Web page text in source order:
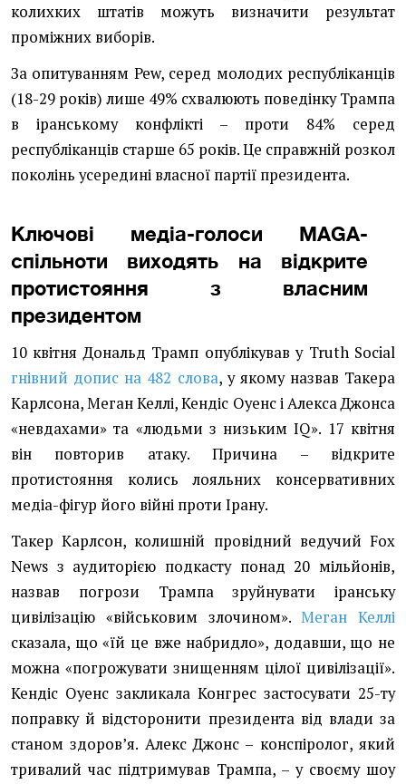
колихких штатів можуть визначити результат
проміжних виборів.
За опитуванням Pew, серед молодих республіканців
(18-29 років) лише 49% схвалюють поведінку Трампа
в іранському конфлікті – проти 84% серед
республіканців старше 65 років. Це справжній розкол
поколінь усередині власної партії президента.
Ключові медіа-голоси MAGA-
спільноти виходять на відкрите
протистояння з власним
президентом
10 квітня Дональд Трамп опублікував у Truth Social
гнівний допис на 482 слова, у якому назвав Такера
Карлсона, Меган Келлі, Кендіс Оуенс і Алекса Джонса
«невдахами» та «людьми з низьким IQ». 17 квітня
він повторив атаку. Причина – відкрите
протистояння колись лояльних консервативних
медіа-фігур його війні проти Ірану.
Такер Карлсон, колишній провідний ведучий Fox
News з аудиторією подкасту понад 20 мільйонів,
назвав погрози Трампа зруйнувати іранську
цивілізацію «військовим злочином».Меган Келлі
сказала, що «їй це вже набридло», додавши, що не
можна «погрожувати знищенням цілої цивілізації».
Кендіс Оуенс закликала Конгрес застосувати 25-ту
поправку й відсторонити президента від влади за
станом здоровʼя. Алекс Джонс – конспіролог, який
тривалий час підтримував Трампа, – у своєму шоу